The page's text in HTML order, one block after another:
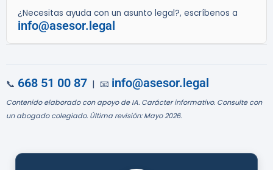
¿Necesitas ayuda con un asunto legal?, escríbenos a
info@asesor.legal
📞 668 51 00 87 | 📧 info@asesor.legal
Contenido elaborado con apoyo de IA. Carácter informativo. Consulte con
un abogado colegiado. Última revisión: Mayo 2026.